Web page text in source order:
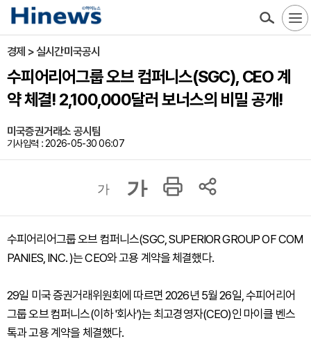
경제 > 실시간미국공시
수피어리어그룹 오브 컴퍼니스(SGC), CEO 계
약 체결! 2,100,000달러 보너스의 비밀 공개!
미국증권거래소 공시팀
기사입력 : 2026-05-30 06:07
가 가
수피어리어그룹 오브 컴퍼니스(SGC, SUPERIOR GROUP OF COM
PANIES, INC. )는 CEO와 고용 계약을 체결했다.
29일 미국 증권거래위원회에 따르면 2026년 5월 26일, 수피어리어
그룹 오브 컴퍼니스(이하 '회사')는 최고경영자(CEO)인 마이클 벤스
톡과 고용 계약을 체결했다.